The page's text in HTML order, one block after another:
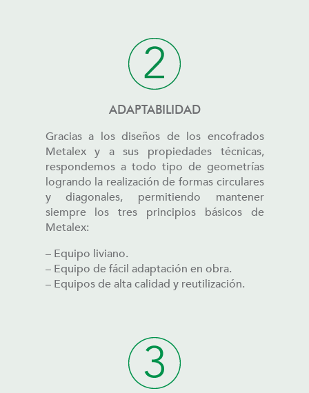
ADAPTABILIDAD
Gracias a los diseños de los encofrados
Metalex y a sus propiedades técnicas,
respondemos a todo tipo de geometrías
logrando la realización de formas circulares
y diagonales, permitiendo mantener
siempre los tres principios básicos de
Metalex:
– Equipo liviano.
– Equipo de fácil adaptación en obra.
– Equipos de alta calidad y reutilización.